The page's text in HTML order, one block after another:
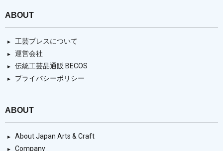
ABOUT
工芸プレスについて
運営会社
伝統工芸品通販 BECOS
プライバシーポリシー
ABOUT
About Japan Arts & Craft
Company